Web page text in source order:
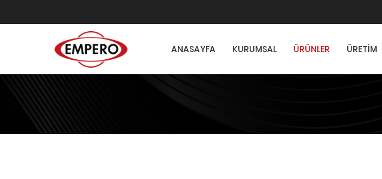
ANASAYFA KURUMSAL ÜRÜNLER ÜRETİM